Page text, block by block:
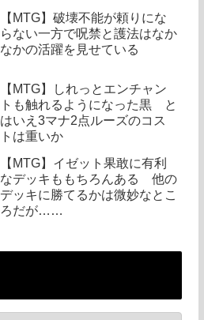
【MTG】破壊不能が頼りにな
らない一方で呪禁と護法はなか
なかの活躍を見せている
【MTG】しれっとエンチャン
トも触れるようになった黒 と
はいえ3マナ2点ルーズのコス
トは重いか
【MTG】イゼット果敢に有利
なデッキももちろんある 他の
デッキに勝てるかは微妙なとこ
ろだが……